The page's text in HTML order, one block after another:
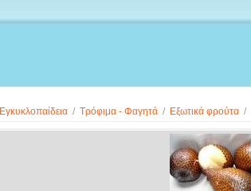
Εγκυκλοπαίδεια / Τρόφιμα - Φαγητά / Εξωτικά φρούτα /